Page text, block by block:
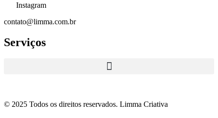
Instagram
contato@limma.com.br
Serviços
© 2025 Todos os direitos reservados. Limma Criativa